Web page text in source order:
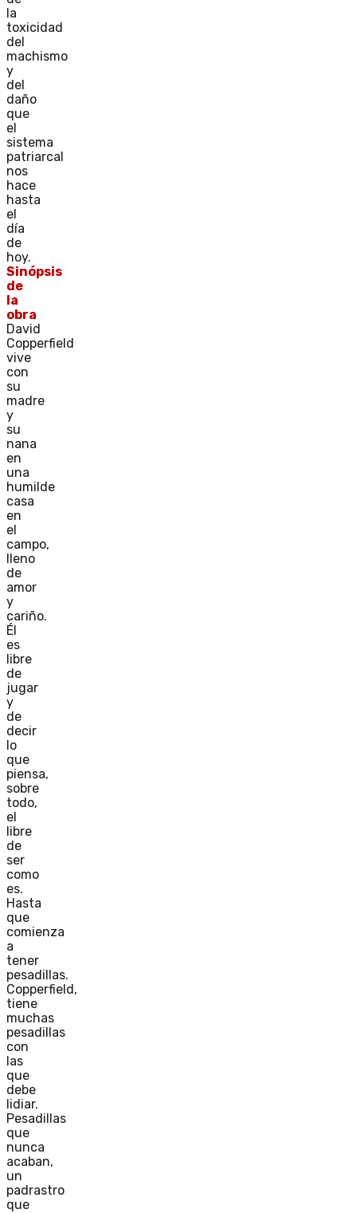
la
toxicidad
del
machismo
y
del
daño
que
el
sistema
patriarcal
nos
hace
hasta
el
día
de
hoy.
Sinópsis
de
la
obra
David
Copperfield
vive
con
su
madre
y
su
nana
en
una
humilde
casa
en
el
campo,
lleno
de
amor
y
cariño.
Él
es
libre
de
jugar
y
de
decir
lo
que
piensa,
sobre
todo,
el
libre
de
ser
como
es.
Hasta
que
comienza
a
tener
pesadillas.
Copperfield,
tiene
muchas
pesadillas
con
las
que
debe
lidiar.
Pesadillas
que
nunca
acaban,
un
padrastro
que